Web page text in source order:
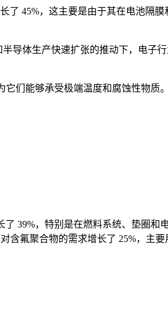
了 45%，这主要是由于其在电池隔
导体生产快速扩张的推动下，电子
它们能够承受极端温度和腐蚀性物质
39%，特别是在燃料系统、垫圈和
含氟聚合物的需求增长了 25%，主